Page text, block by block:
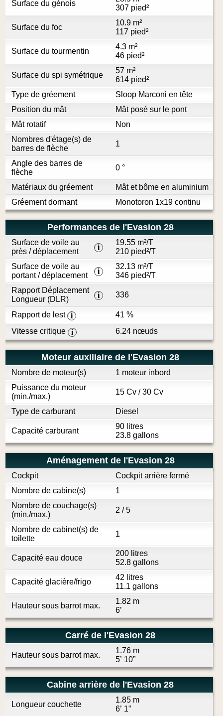
Surface du génois
307 pied²
Surface du foc
10.9 m²
117 pied²
Surface du tourmentin
4.3 m²
46 pied²
Surface du spi symétrique
57 m²
614 pied²
Type de gréement
Sloop Marconi en tête
Position du mât
Mât posé sur le pont
Mât rotatif
Non
Nombres d'étage(s) de
barres de flèche
1
Angle des barres de
flèche
0 °
Matériaux du gréement
Mât et bôme en aluminium
Gréement dormant
Monotoron 1x19 continu
Performances de l'Evasion 28
Surface de voile au
près / déplacement
i
19.55 m²/T
210 pied²/T
Surface de voile au
portant / déplacement
i
32.13 m²/T
346 pied²/T
Rapport Déplacement
Longueur (DLR)
i 336
Rapport de lest i
41 %
Vitesse critique
i 6.24 nœuds
Moteur auxiliaire de l'Evasion 28
Nombre de moteur(s)
1 moteur inbord
Puissance du moteur
(min./max.)
15 Cv / 30 Cv
Type de carburant Diesel
Capacité carburant
90 litres
23.8 gallons
Aménagement de l'Evasion 28
Cockpit
Cockpit arrière fermé
Nombre de cabine(s)
1
Nombre de couchage(s)
(min./max.)
2 / 5
Nombre de cabinet(s) de
toilette
1
Capacité eau douce
200 litres
52.8 gallons
Capacité glacière/frigo
42 litres
11.1 gallons
Hauteur sous barrot max.
1.82 m
6’
Carré de l'Evasion 28
Hauteur sous barrot max.
1.76 m
5’ 10”
Cabine arrière de l'Evasion 28
Longueur couchette
1.85 m
6’ 1”